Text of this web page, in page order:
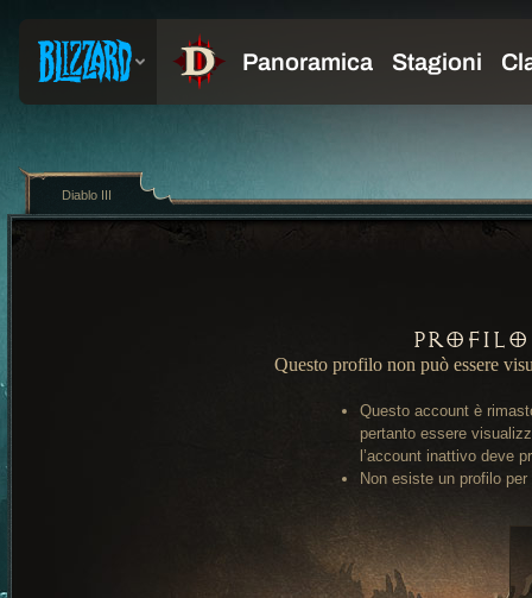
Profilo
Questo profilo non può essere
Questo account è
pertanto essere
l’account inattivo deve
Non esiste un profilo
Diablo III